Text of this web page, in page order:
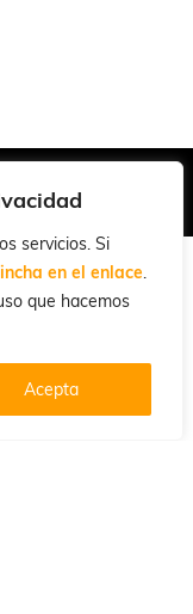
servicios. Si
en el enlace.
que hacemos
Acepta